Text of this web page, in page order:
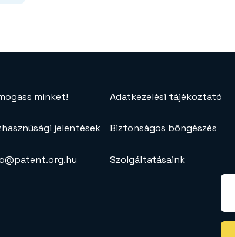
minket! Adatkezelési tájékoztató
jelentések Biztonságos böngészés
Szolgáltatásaink